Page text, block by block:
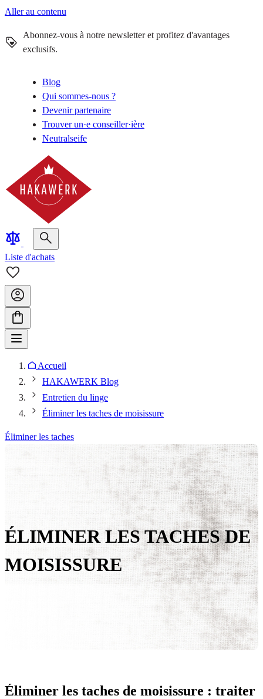
Aller au contenu
Abonnez-vous à notre newsletter et profitez d'avantages
exclusifs.
Blog
Qui sommes-nous ?
Devenir partenaire
Trouver un·e conseiller·ière
Neutralseife
Liste d'achats
Accueil
HAKAWERK Blog
Entretien du linge
Éliminer les taches de moisissure
Éliminer les taches
ÉLIMINER LES TACHES DE
MOISISSURE
Éliminer les taches de moisissure : traiter